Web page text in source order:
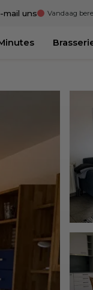
mail uns Vandaag